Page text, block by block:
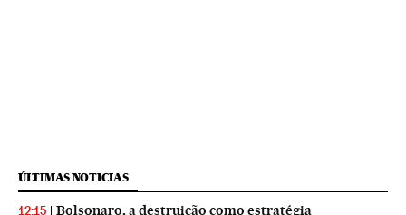
ÚLTIMAS NOTICIAS
12:15 Bolsonaro, a destruição como estratégia